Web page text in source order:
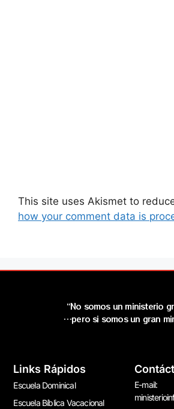
This site uses Akismet to
how your comment data is
“No somos un ministerio
…pero si somos un gran
Links Rápidos
Escuela Dominical
Escuela Bíblica Vacacional
E-mail: